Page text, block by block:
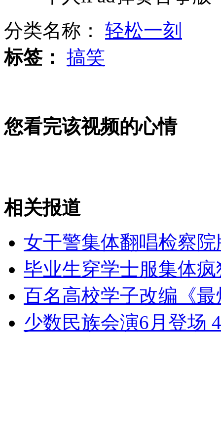
盗贼掘墓偷走骨灰盒 敲诈家属
山西运城恶犬咬伤多人 警民合力深夜将其击毙
女孩北京地铁殴打老人 痛下狠手拳打脚踢
无痛分娩是否安全 医生回应
分类名称： 轻松一刻
标签： 搞笑
您看完该视频的心情
相关报道
女干警集体翻唱检察
毕业生穿学士服集体
百名高校学子改编《
少数民族会演6月登场